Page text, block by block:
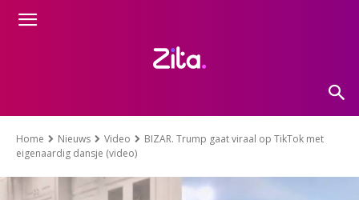
Home Nieuws Video
BIZAR. Trump gaat viraal op TikTok met
eigenaardig dansje (video)